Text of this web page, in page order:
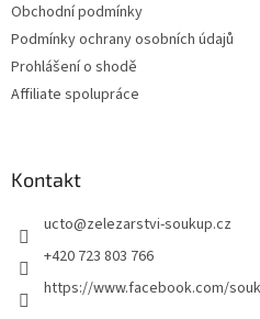
Obchodní podmínky
Podmínky ochrany osobních údajů
Prohlášení o shodě
Affiliate spolupráce
Kontakt
ucto@zelezarstvi-soukup.cz
+420 723 803 766
https://www.facebook.com/